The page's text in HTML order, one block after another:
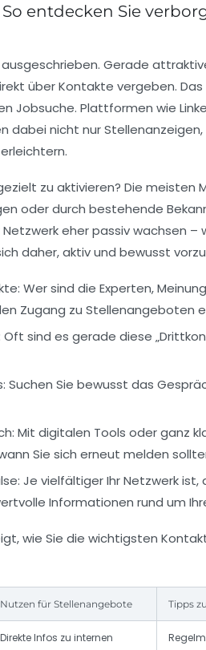
entdecken Sie
Gerade
über Kontakte vergeben.
Jobsuche. Plattformen wie
dabei nicht nur
zu aktivieren? Die meisten
oder durch bestehende
eher passiv wachsen –
daher, aktiv und bewusst
Wer sind die Experten,
Zugang zu Stellenangeboten
Oft sind es gerade diese
Suchen Sie bewusst das
Mit digitalen Tools oder ganz
Sie sich erneut melden
Je vielfältiger Ihr Netzwerk
Informationen rund um
wie Sie die wichtigsten
Nutzen für Stellenangebote Tipps
Direkte Infos zu internen